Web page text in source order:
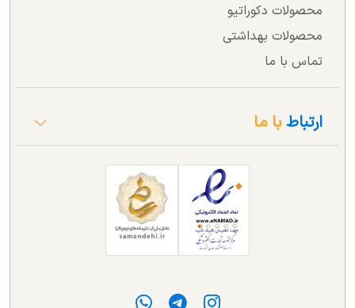
محصولات دکوراتیو
محصولات بهداشتی
تماس با ما
ارتباطبا ما